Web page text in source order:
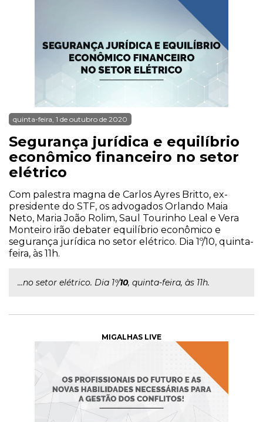
quinta-feira, 1 de outubro de 2020
Segurança jurídica e equilíbrio
econômico financeiro no setor
elétrico
Com palestra magna de Carlos Ayres Britto, ex-
presidente do STF, os advogados Orlando Maia
Neto, Maria João Rolim, Saul Tourinho Leal e Vera
Monteiro irão debater equilíbrio econômico e
segurança jurídica no setor elétrico. Dia 1º/10, quinta-
feira, às 11h.
...no setor elétrico. Dia 1º/10, quinta-feira, às 11h.
MIGALHAS LIVE